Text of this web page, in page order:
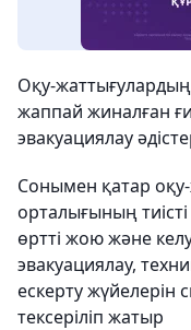
Оқу-жаттығулардың
жаппай жиналған
эвакуациялау
Сонымен қатар
орталығының
өртті жою және
эвакуациялау,
ескерту жүйелерін
тексеріліп жатыр